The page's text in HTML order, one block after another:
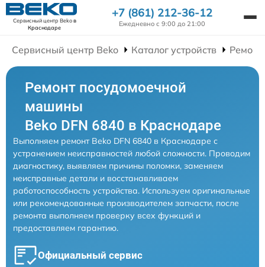
Сервисный центр Bekoв
Краснодаре
+7 (861) 212-36-12
Ежедневно с 9:00 до 21:00
Сервисный центр Beko Каталог устройств
Ремонт посудомоечной
машины
Beko DFN 6840 в Краснодаре
Выполняем ремонт Beko DFN 6840 в Краснодаре с
устранением неисправностей любой сложности. Проводим
диагностику, выявляем причины поломки, заменяем
неисправные детали и восстанавливаем
работоспособность устройства. Используем оригинальные
или рекомендованные производителем запчасти, после
ремонта выполняем проверку всех функций и
предоставляем гарантию.
Официальный сервис